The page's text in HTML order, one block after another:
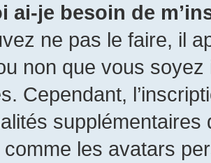
ai-je besoin de
ne pas le faire, il
non que vous
Cependant,
les avatars